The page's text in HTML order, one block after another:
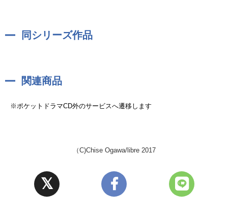
ること。カードがその生徒のカーストになる。
生徒たちは割り振られたカーストにしたがって行動しなければいけ
同シリーズ作品
関連商品
※ポケットドラマCD外のサービスへ遷移します
（C)Chise Ogawa/libre 2017